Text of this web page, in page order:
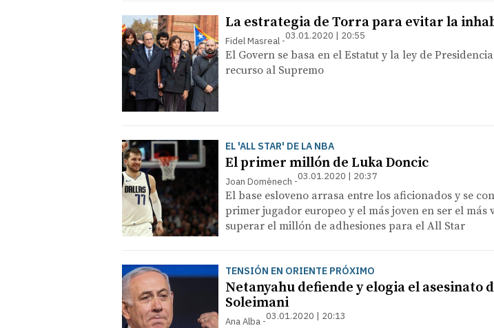
La estrategia de Torra para evitar la
Fidel Masreal 03.01.2020 | 20:55
El Govern se basa en el Estatut y la ley de
recurso al Supremo
EL 'ALL STAR' DE LA NBA
El primer millón de Luka Doncic
Joan Domènech 03.01.2020 | 20:37
El base esloveno arrasa entre los aficionados y se
primer jugador europeo y el más joven en ser el más
superar el millón de adhesiones para el All Star
TENSIÓN EN ORIENTE PRÓXIMO
Netanyahu defiende y elogia el asesinato
Soleimani
Ana Alba 03.01.2020 | 20:13